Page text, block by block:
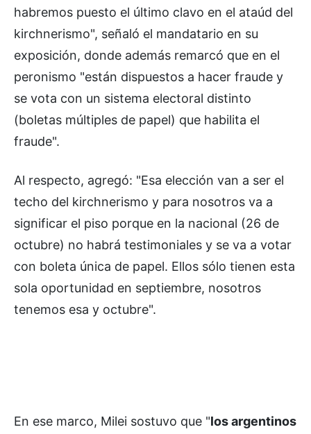
habremos puesto el último clavo en el ataúd del
kirchnerismo", señaló el mandatario en su
exposición, donde además remarcó que en el
peronismo "están dispuestos a hacer fraude y
se vota con un sistema electoral distinto
(boletas múltiples de papel) que habilita el
fraude".
Al respecto, agregó: "Esa elección van a ser el
techo del kirchnerismo y para nosotros va a
significar el piso porque en la nacional (26 de
octubre) no habrá testimoniales y se va a votar
con boleta única de papel. Ellos sólo tienen esta
sola oportunidad en septiembre, nosotros
tenemos esa y octubre".
En ese marco, Milei sostuvo que "los argentinos